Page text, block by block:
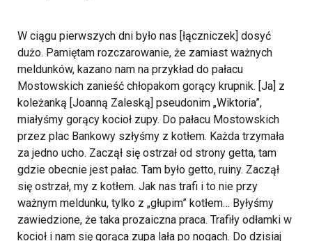
W ciągu pierwszych dni było nas [łączniczek] dosyć
dużo. Pamiętam rozczarowanie, że zamiast ważnych
meldunków, kazano nam na przykład do pałacu
Mostowskich zanieść chłopakom gorący krupnik. [Ja] z
koleżanką [Joanną Zaleską] pseudonim „Wiktoria”,
miałyśmy gorący kocioł zupy. Do pałacu Mostowskich
przez plac Bankowy szłyśmy z kotłem. Każda trzymała
za jedno ucho. Zaczął się ostrzał od strony getta, tam
gdzie obecnie jest pałac. Tam było getto, ruiny. Zaczął
się ostrzał, my z kotłem. Jak nas trafi i to nie przy
ważnym meldunku, tylko z „głupim” kotłem… Byłyśmy
zawiedzione, że taka prozaiczna praca. Trafiły odłamki w
kocioł i nam się gorąca zupa lała po nogach. Do dzisiaj